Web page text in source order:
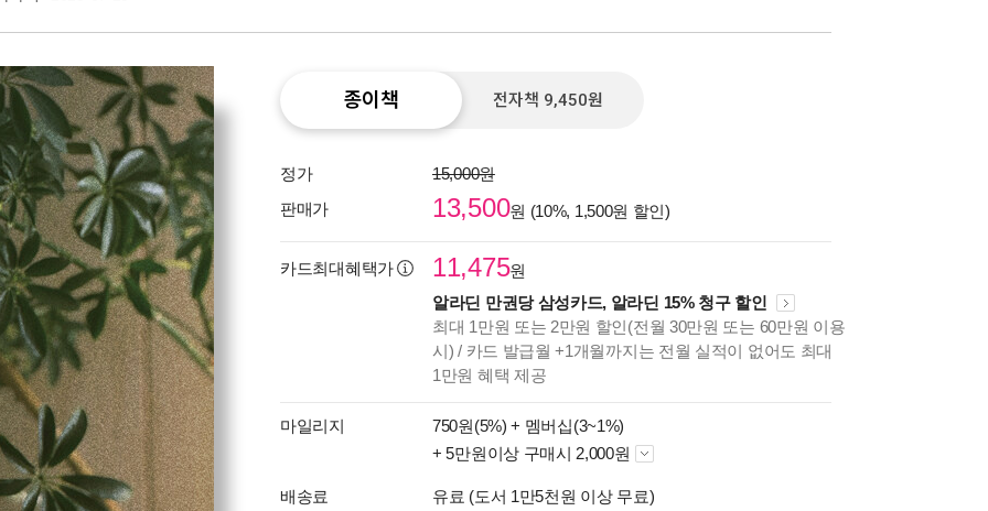
종이책 전자책 9,450원
정가
15,000원
판매가
13,500원 (10%, 1,500원 할인)
카드최대혜택가 11,475원
알라딘 만권당 삼성카드, 알라딘 15% 청구 할인
최대 1만원 또는 2만원 할인(전월 30만원 또는 60만원 이용
시) / 카드 발급월 +1개월까지는 전월 실적이 없어도 최대
1만원 혜택 제공
마일리지 750원(5%) + 멤버십(3~1%)
+ 5만원이상 구매시 2,000원
배송료 유료 (도서 1만5천원 이상 무료)